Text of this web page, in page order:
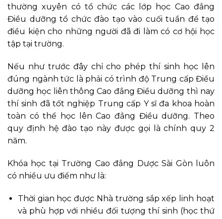
thường xuyên có tổ chức các lớp học Cao đẳng
Điều dưỡng tổ chức đào tạo vào cuối tuần để tạo
điều kiện cho những người đã đi làm có cơ hội học
tập tại trường.
Nếu như trước đây chỉ cho phép thí sinh học lên
đúng ngành tức là phải có trình độ Trung cấp Điều
dưỡng học liên thông Cao đẳng Điều dưỡng thì nay
thí sinh đã tốt nghiệp Trung cấp Y sĩ đa khoa hoàn
toàn có thể học lên Cao đẳng Điều dưỡng. Theo
quy định hệ đào tạo này được gọi là chính quy 2
năm.
Khóa học tại Trường Cao đẳng Dược Sài Gòn luôn
có nhiều ưu điểm như là:
Thời gian học được Nhà trường sắp xếp linh hoạt
và phù hợp với nhiều đối tượng thí sinh (học thứ